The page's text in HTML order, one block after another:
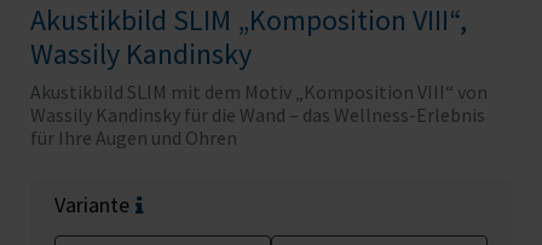
Akustikbild SLIM „Komposition VIII“,
Wassily Kandinsky
Akustikbild SLIM mit dem Motiv „Komposition VIII“ von
Wassily Kandinsky für die Wand – das Wellness-Erlebnis
für Ihre Augen und Ohren
Variante